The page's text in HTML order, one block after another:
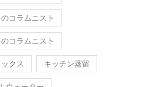
コラムニスト
コラムニスト
クス キッチン蒸留